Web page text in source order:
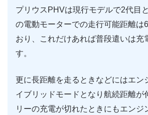
プリウスPHVは現行モデルで2代目
の電動モーターでの走行可能距離は
おり、これだけあれば普段遣いは充
す。
更に長距離を走るときなどにはエン
イブリッドモードとなり航続距離が
リーの充電が切れたときにもエンジ